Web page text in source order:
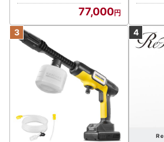
再送不可： 寄附者様のご都合（不在
返礼品が返送された場合、再送はいた
発送連絡： 発送完了後、お荷物伝票番
らせいたします（一部、通知対象外の
到着後の確認： 到着後すぐに中身を
一不具合（破損・傷み等）があった場
付の上、お問い合わせ先までメール
■ オンライン・ワンストップ特例申
77,000